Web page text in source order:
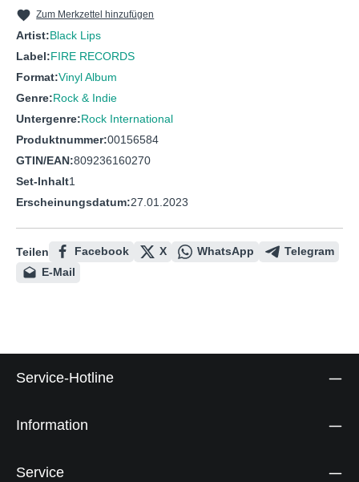
11 Time
12 Dumpster Dive
New Direction
14 Noc-A-Homa
15 Don't Mess Up My Baby
Zum Merkzettel hinzufügen
Artist:Black Lips
Label:FIRE RECORDS
Format:Vinyl Album
Genre:Rock & Indie
Untergenre:Rock International
Produktnummer:00156584
GTIN/EAN:809236160270
Set-Inhalt1
Erscheinungsdatum:27.01.2023
Teilen Facebook X WhatsApp
Telegram
E-Mail
Service-Hotline
Information
Service